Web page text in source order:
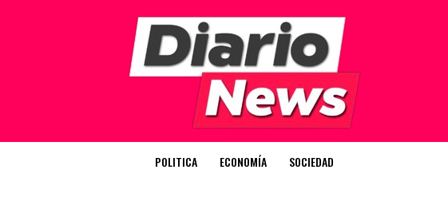
POLITICA ECONOMÍA SOCIEDAD